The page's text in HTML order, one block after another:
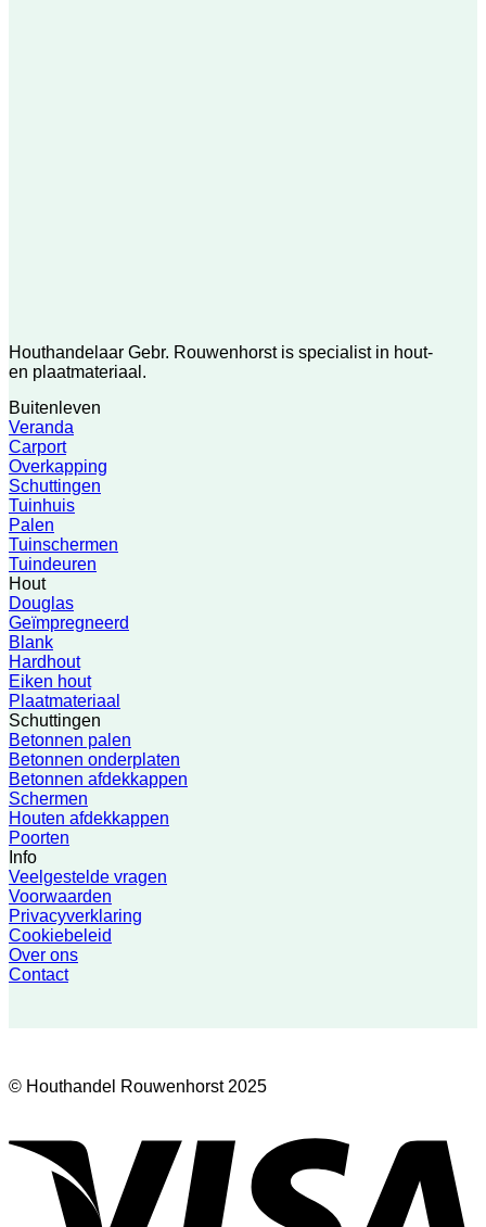
Houthandelaar Gebr. Rouwenhorst is specialist in hout-
en plaatmateriaal.
Buitenleven
Veranda
Carport
Overkapping
Schuttingen
Tuinhuis
Palen
Tuinschermen
Tuindeuren
Hout
Douglas
Geïmpregneerd
Blank
Hardhout
Eiken hout
Plaatmateriaal
Schuttingen
Betonnen palen
Betonnen onderplaten
Betonnen afdekkappen
Schermen
Houten afdekkappen
Poorten
Info
Veelgestelde vragen
Voorwaarden
Privacyverklaring
Cookiebeleid
Over ons
Contact
© Houthandel Rouwenhorst 2025